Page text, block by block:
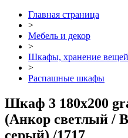
Главная страница
>
Мебель и декор
>
Шкафы, хранение вещей
>
Распашные шкафы
Шкаф 3 180х200
(Анкор светлый /